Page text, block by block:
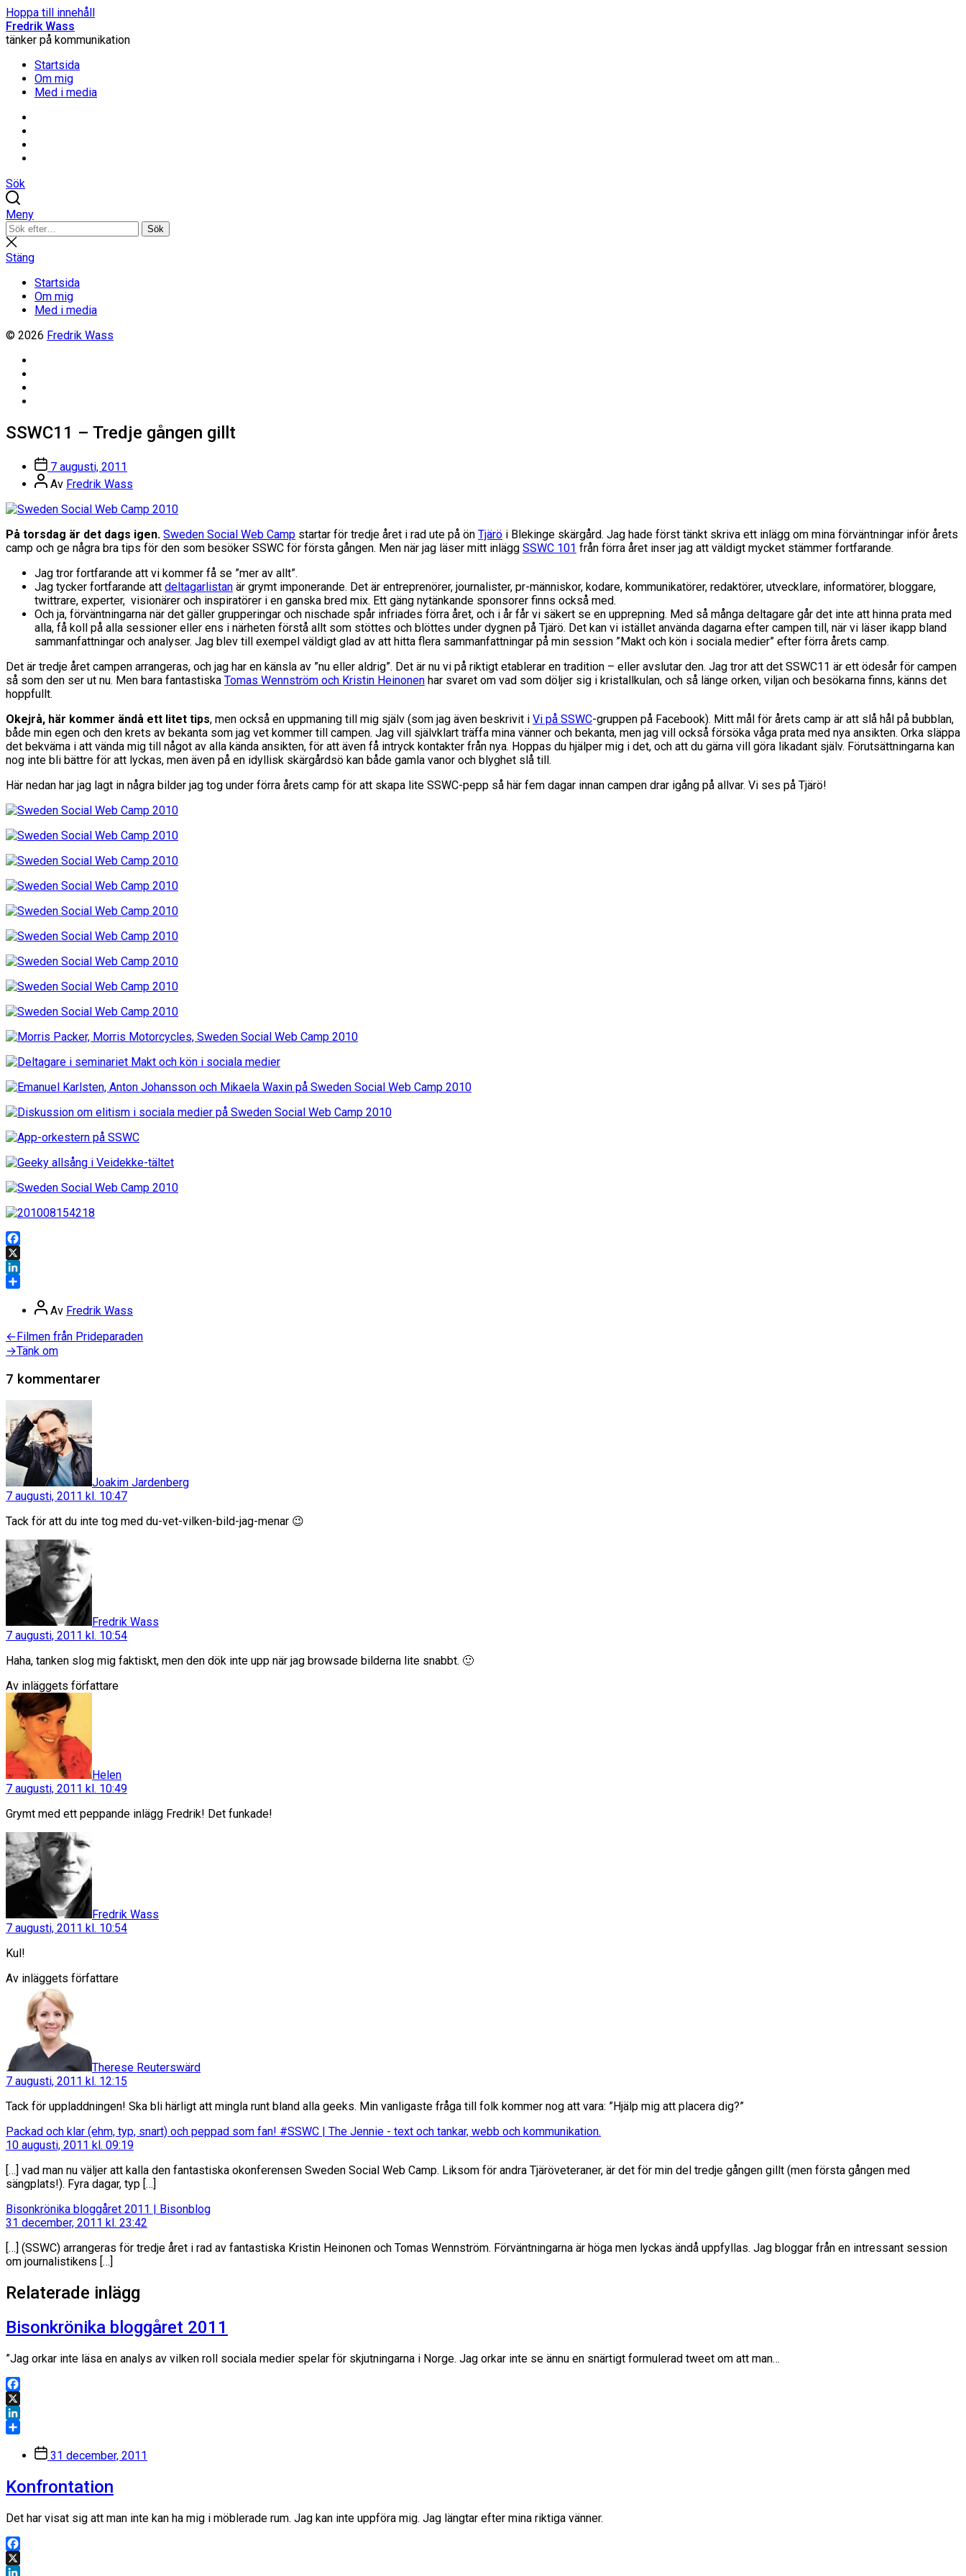
Hoppa till innehåll
Fredrik Wass
tänker på kommunikation
Startsida
Om mig
Med i media
Sök
Meny
Sök
efter:
Sök
Stäng
sökning
Stäng
Startsida
Om mig
Med i media
© 2026 Fredrik Wass
SSWC11 – Tredje gången gillt
Inläggsdatum
7 augusti, 2011
Inläggsförfattare
Av Fredrik Wass
På torsdag är det dags igen. Sweden Social Web Camp startar för tredje året i rad ute på ön Tjärö i Blekinge skärgård. Jag hade först tänkt skriva ett inlägg om mina förväntningar inför årets
camp och ge några bra tips för den som besöker SSWC för första gången. Men när jag läser mitt inlägg SSWC 101 från förra året inser jag att väldigt mycket stämmer fortfarande.
Jag tror fortfarande att vi kommer få se ”mer av allt”.
Jag tycker fortfarande att deltagarlistan är grymt imponerande. Det är entreprenörer, journalister, pr-människor, kodare, kommunikatörer, redaktörer, utvecklare, informatörer, bloggare,
twittrare, experter, visionärer och inspiratörer i en ganska bred mix. Ett gäng nytänkande sponsorer finns också med.
Och ja, förväntningarna när det gäller grupperingar och nischade spår infriades förra året, och i år får vi säkert se en upprepning. Med så många deltagare går det inte att hinna prata med
alla, få koll på alla sessioner eller ens i närheten förstå allt som stöttes och blöttes under dygnen på Tjärö. Det kan vi istället använda dagarna efter campen till, när vi läser ikapp bland
sammanfattningar och analyser. Jag blev till exempel väldigt glad av att hitta flera sammanfattningar på min session ”Makt och kön i sociala medier” efter förra årets camp.
Det är tredje året campen arrangeras, och jag har en känsla av ”nu eller aldrig”. Det är nu vi på riktigt etablerar en tradition – eller avslutar den. Jag tror att det SSWC11 är ett ödesår för campen
så som den ser ut nu. Men bara fantastiska Tomas Wennström och Kristin Heinonen har svaret om vad som döljer sig i kristallkulan, och så länge orken, viljan och besökarna finns, känns det
hoppfullt.
Okejrå, här kommer ändå ett litet tips, men också en uppmaning till mig själv (som jag även beskrivit i Vi på SSWC-gruppen på Facebook). Mitt mål för årets camp är att slå hål på bubblan,
både min egen och den krets av bekanta som jag vet kommer till campen. Jag vill självklart träffa mina vänner och bekanta, men jag vill också försöka våga prata med nya ansikten. Orka släppa
det bekväma i att vända mig till något av alla kända ansikten, för att även få intryck kontakter från nya. Hoppas du hjälper mig i det, och att du gärna vill göra likadant själv. Förutsättningarna kan
nog inte bli bättre för att lyckas, men även på en idyllisk skärgårdsö kan både gamla vanor och blyghet slå till.
Här nedan har jag lagt in några bilder jag tog under förra årets camp för att skapa lite SSWC-pepp så här fem dagar innan campen drar igång på allvar. Vi ses på Tjärö!
Facebook
X
LinkedIn
Inläggsförfattare
Av Fredrik Wass
Inläggsnavigering
←Föregående
inlägg:
Filmen från Prideparaden
→Nästa
Tänk om
7 kommentarer
Joakim Jardenberg
7 augusti, 2011 kl. 10:47
Tack för att du inte tog med du-vet-vilken-bild-jag-menar 😉
Fredrik Wass
7 augusti, 2011 kl. 10:54
Haha, tanken slog mig faktiskt, men den dök inte upp när jag browsade bilderna lite snabbt. 🙂
Av inläggets författare
Helen
7 augusti, 2011 kl. 10:49
Grymt med ett peppande inlägg Fredrik! Det funkade!
Fredrik Wass
7 augusti, 2011 kl. 10:54
Kul!
Av inläggets författare
Therese Reuterswärd
7 augusti, 2011 kl. 12:15
Tack för uppladdningen! Ska bli härligt att mingla runt bland alla geeks. Min vanligaste fråga till folk kommer nog att vara: ”Hjälp mig att placera dig?”
Packad och klar (ehm, typ, snart) och peppad som fan! #SSWC | The Jennie - text och tankar, webb och kommunikation.
10 augusti, 2011 kl. 09:19
[…] vad man nu väljer att kalla den fantastiska okonferensen Sweden Social Web Camp. Liksom för andra Tjäröveteraner, är det för min del tredje gången gillt (men första gången med
sängplats!). Fyra dagar, typ […]
Bisonkrönika bloggåret 2011 | Bisonblogsäger:
31 december, 2011 kl. 23:42
[…] (SSWC) arrangeras för tredje året i rad av fantastiska Kristin Heinonen och Tomas Wennström. Förväntningarna är höga men lyckas ändå uppfyllas. Jag bloggar från en intressant session
om journalistikens […]
Relaterade inlägg
Bisonkrönika bloggåret 2011
”Jag orkar inte läsa en analys av vilken roll sociala medier spelar för skjutningarna i Norge. Jag orkar inte se ännu en snärtigt formulerad tweet om att man…
Facebook
X
LinkedIn
Inläggsdatum
31 december, 2011
Konfrontation
Det har visat sig att man inte kan ha mig i möblerade rum. Jag kan inte uppföra mig. Jag längtar efter mina riktiga vänner.
Facebook
X